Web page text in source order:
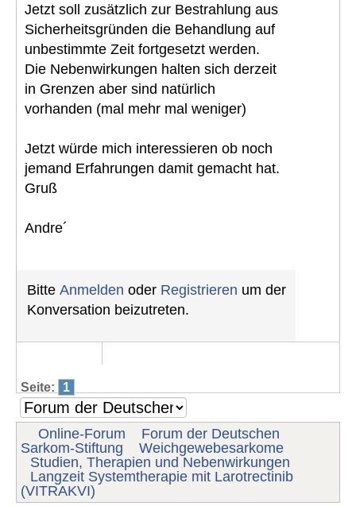
Jetzt soll zusätzlich zur Bestrahlung aus
Sicherheitsgründen die Behandlung auf
unbestimmte Zeit fortgesetzt werden.
Die Nebenwirkungen halten sich derzeit
in Grenzen aber sind natürlich
vorhanden (mal mehr mal weniger)
Jetzt würde mich interessieren ob noch
jemand Erfahrungen damit gemacht hat.
Gruß
Andre´
Bitte Anmelden oder Registrieren um der
Konversation beizutreten.
Seite: 1
Online-Forum
Forum der Deutschen
Sarkom-Stiftung
Weichgewebesarkome
Studien, Therapien und Nebenwirkungen
Langzeit Systemtherapie mit Larotrectinib
(VITRAKVI)